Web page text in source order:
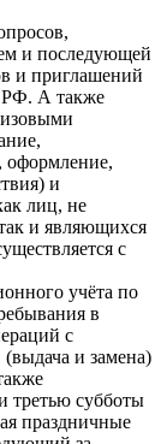
и последующей
и приглашений
РФ. А также
оформление,
и
лиц, не
и являющихся
с
учёта по
в
с
и замена)
третью субботы
праздничные